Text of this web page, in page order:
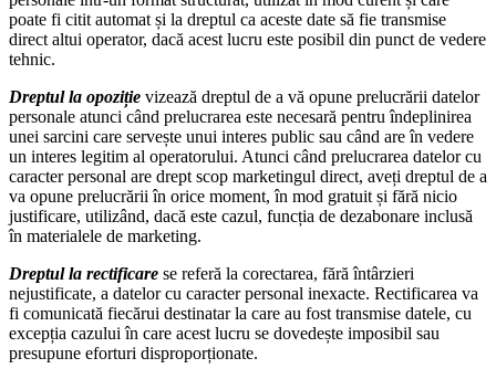
poate fi citit automat și la dreptul ca aceste date să fie transmise
direct altui operator, dacă acest lucru este posibil din punct de vedere
tehnic.
Dreptul la opoziție vizează dreptul de a vă opune prelucrării datelor
personale atunci când prelucrarea este necesară pentru îndeplinirea
unei sarcini care servește unui interes public sau când are în vedere
un interes legitim al operatorului. Atunci când prelucrarea datelor cu
caracter personal are drept scop marketingul direct, aveți dreptul de a
va opune prelucrării în orice moment, în mod gratuit și fără nicio
justificare, utilizând, dacă este cazul, funcția de dezabonare inclusă
în materialele de marketing.
Dreptul la rectificare se referă la corectarea, fără întârzieri
nejustificate, a datelor cu caracter personal inexacte. Rectificarea va
fi comunicată fiecărui destinatar la care au fost transmise datele, cu
excepția cazului în care acest lucru se dovedește imposibil sau
presupune eforturi disproporționate.